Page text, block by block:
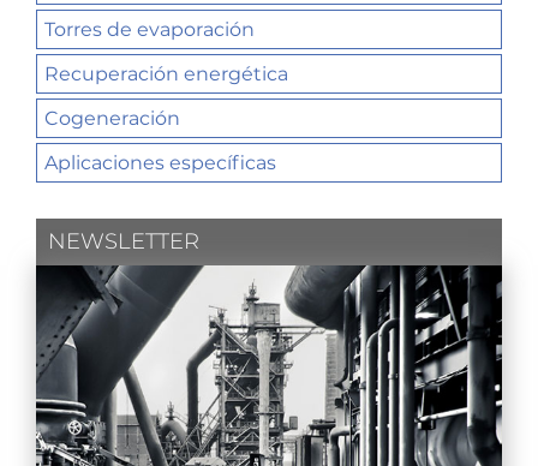
Torres de evaporación
Recuperación energética
Cogeneración
Aplicaciones específicas
NEWSLETTER